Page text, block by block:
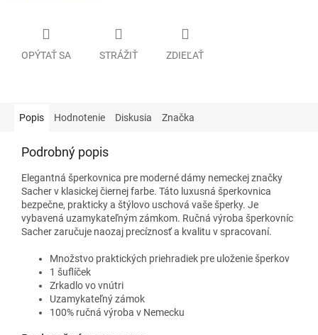
OPÝTAŤ SA STRÁŽIŤ ZDIEĽAŤ
Popis Hodnotenie Diskusia Značka
Podrobný popis
Elegantná šperkovnica pre moderné dámy nemeckej značky
Sacher v klasickej čiernej farbe. Táto luxusná šperkovnica
bezpečne, prakticky a štýlovo uschová vaše šperky. Je
vybavená uzamykateľným zámkom. Ručná výroba šperkovníc
Sacher zaručuje naozaj precíznosť a kvalitu v spracovaní.
Množstvo praktických priehradiek pre uloženie šperkov
1 šuflíček
Zrkadlo vo vnútri
Uzamykateľný zámok
100% ručná výroba v Nemecku